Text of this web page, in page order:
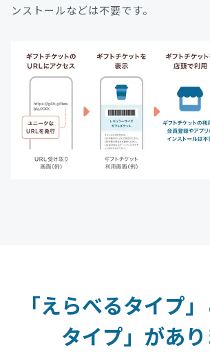
ンストールなどは不要です。
「えらべるタイプ
タイプ」があ